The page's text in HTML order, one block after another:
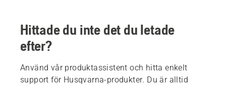
Hittade du inte det du letade
efter?
Använd vår produktassistent och hitta enkelt
support för Husqvarna-produkter. Du är alltid